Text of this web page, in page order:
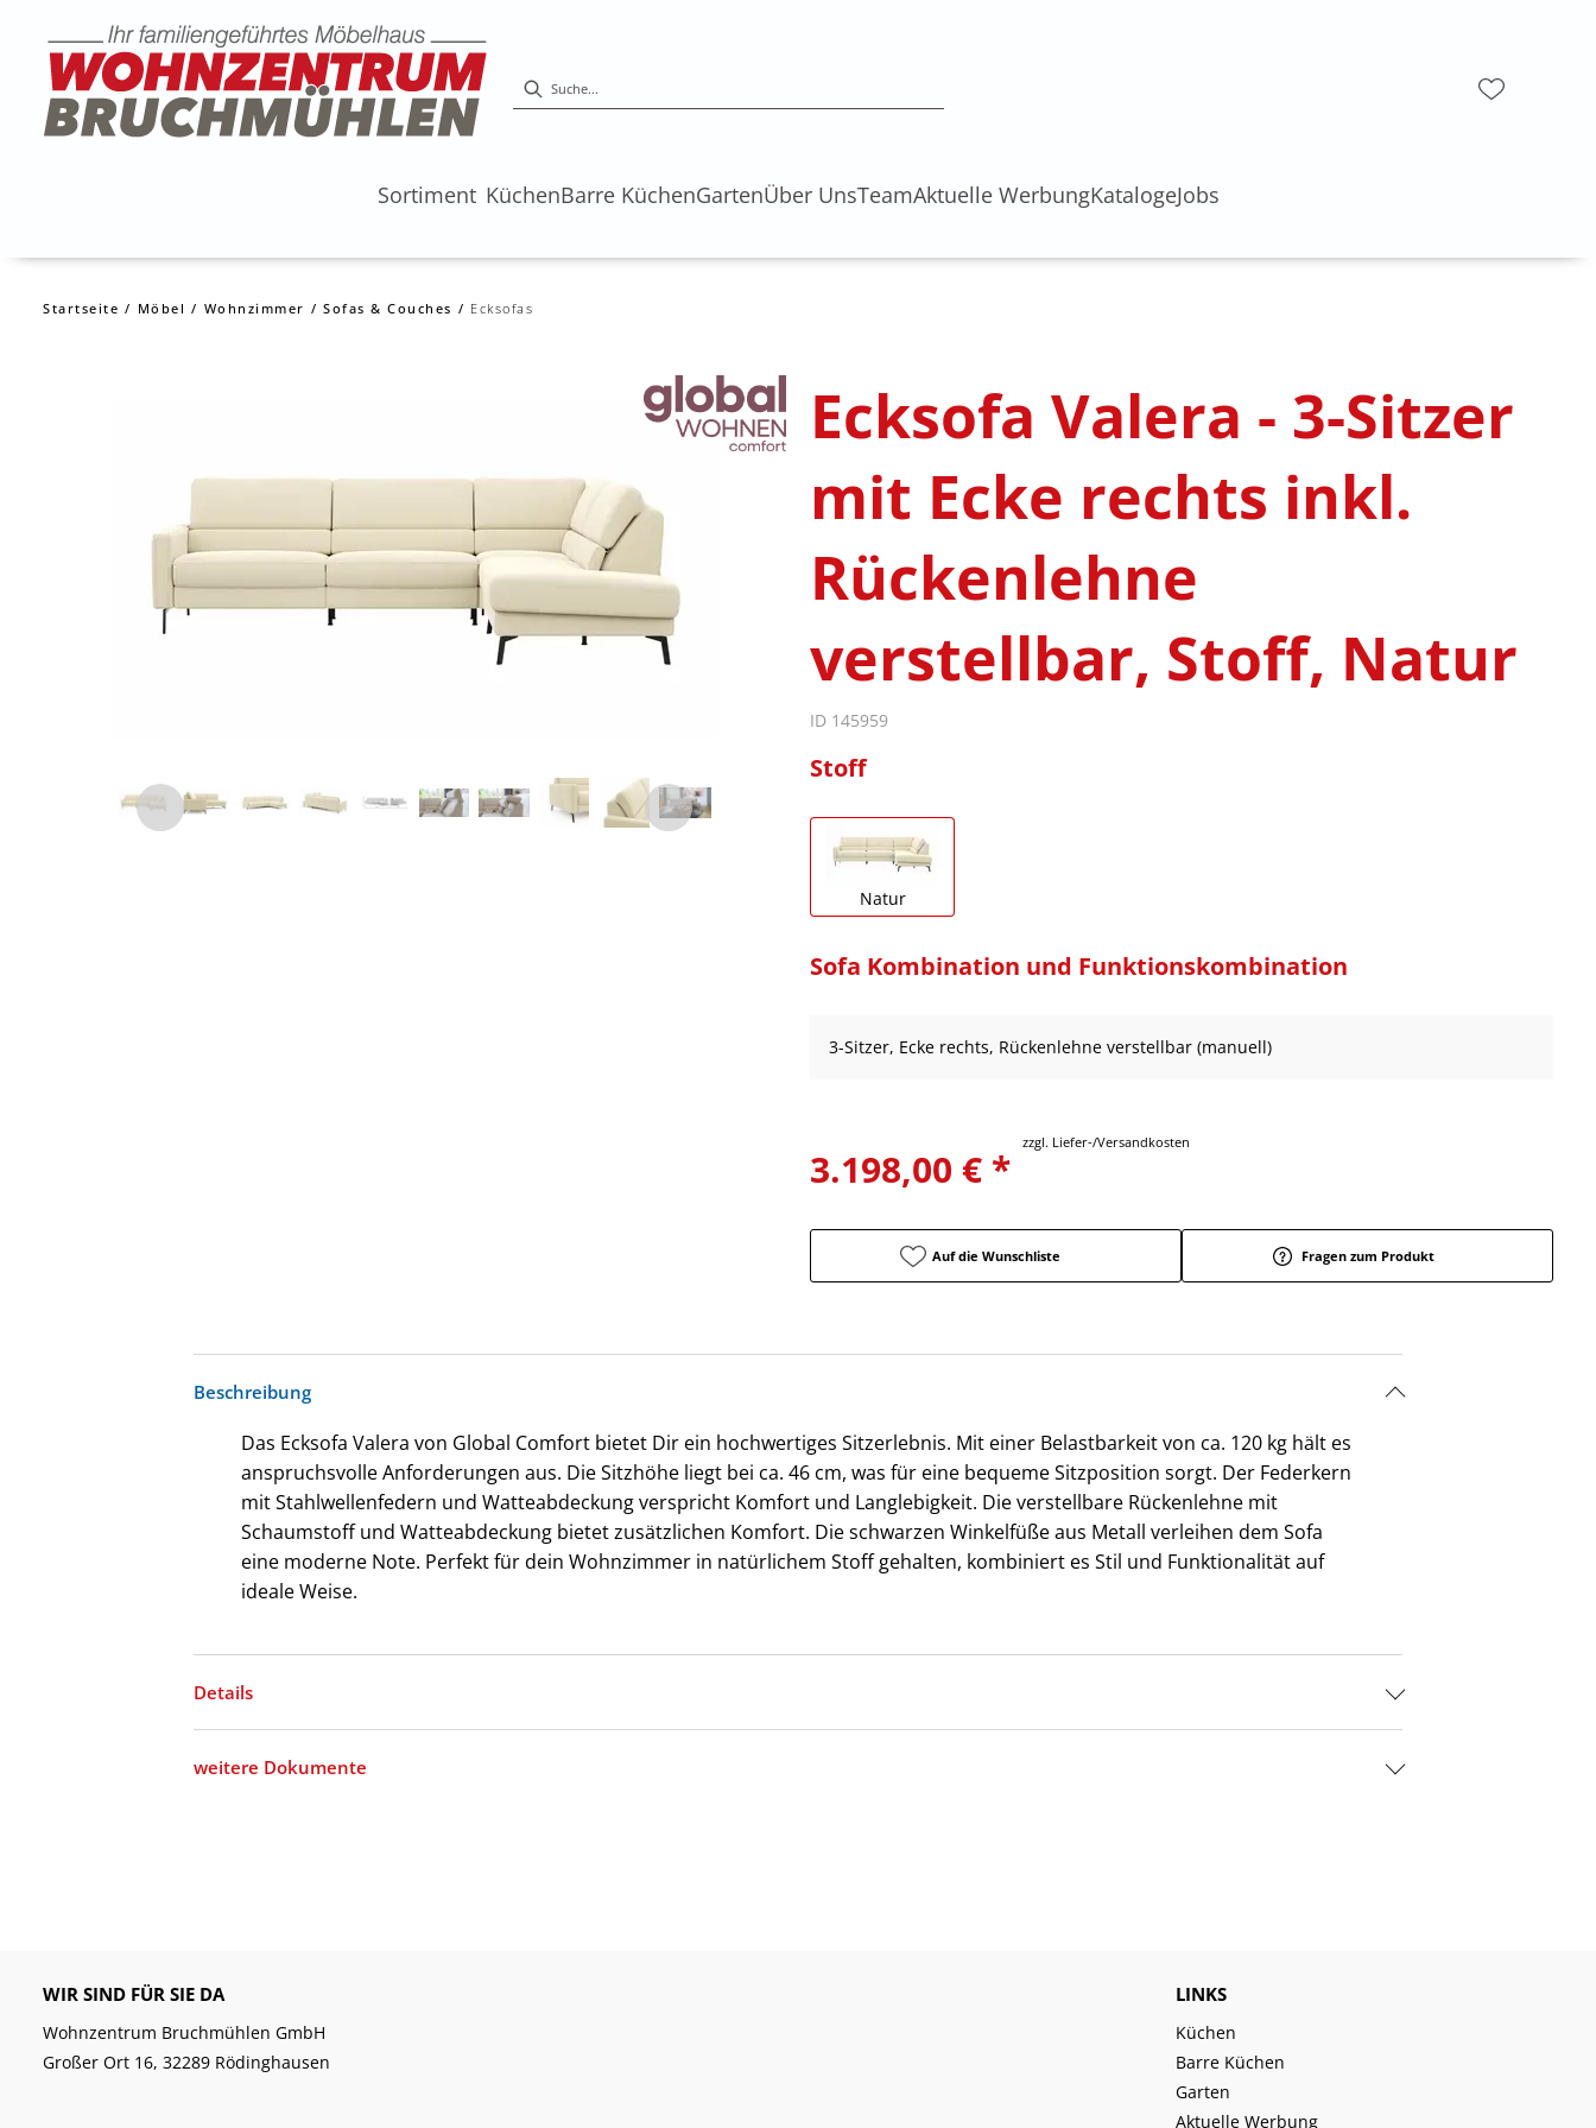
Sortiment KüchenBarre KüchenGartenÜber UnsTeamAktuelle WerbungKatalogeJobs
Startseite Möbel Wohnzimmer Sofas & Couches Ecksofas
Ecksofa Valera - 3-Sitzer
mit Ecke rechts inkl.
Rückenlehne
verstellbar, Stoff, Natur
ID 145959
Stoff
Natur
Sofa Kombination und Funktionskombination
3-Sitzer, Ecke rechts, Rückenlehne verstellbar (manuell)
3.198,00 € *
zzgl. Liefer-/Versandkosten
Auf die Wunschliste Fragen zum Produkt
Beschreibung
Das Ecksofa Valera von Global Comfort bietet Dir ein hochwertiges Sitzerlebnis. Mit einer Belastbarkeit von ca. 120 kg hält es
anspruchsvolle Anforderungen aus. Die Sitzhöhe liegt bei ca. 46 cm, was für eine bequeme Sitzposition sorgt. Der Federkern
mit Stahlwellenfedern und Watteabdeckung verspricht Komfort und Langlebigkeit. Die verstellbare Rückenlehne mit
Schaumstoff und Watteabdeckung bietet zusätzlichen Komfort. Die schwarzen Winkelfüße aus Metall verleihen dem Sofa
eine moderne Note. Perfekt für dein Wohnzimmer in natürlichem Stoff gehalten, kombiniert es Stil und Funktionalität auf
ideale Weise.
Details
weitere Dokumente
WIR SIND FÜR SIE DA
Wohnzentrum Bruchmühlen GmbH
Großer Ort 16, 32289 Rödinghausen
LINKS
Küchen
Barre Küchen
Garten
Aktuelle Werbung